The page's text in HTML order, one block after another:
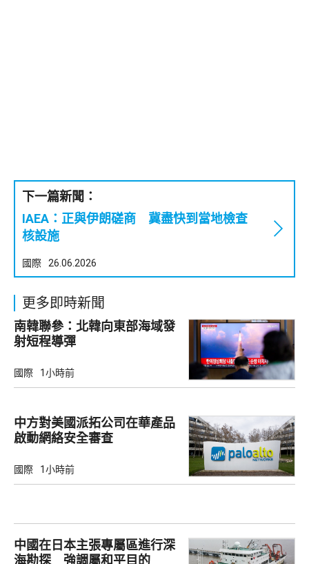
下一篇新聞：
IAEA：正與伊朗磋商 冀盡快到當地檢查
核設施
國際 26.06.2026
更多即時新聞
南韓聯參：北韓向東部海域發
射短程導彈
國際 1小時前
中方對美國派拓公司在華產品
啟動網絡安全審查
國際 1小時前
中國在日本主張專屬區進行深
海勘探 強調屬和平目的